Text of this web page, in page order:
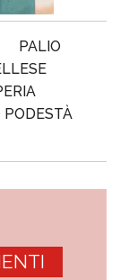
PALIO
PODESTÀ